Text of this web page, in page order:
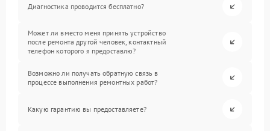
Диагностика проводится бесплатно?
Может ли вместо меня принять устройство
после ремонта другой человек, контактный
телефон которого я предоставлю?
Возможно ли получать обратную связь в
процессе выполнения ремонтных работ?
Какую гарантию вы предоставляете?